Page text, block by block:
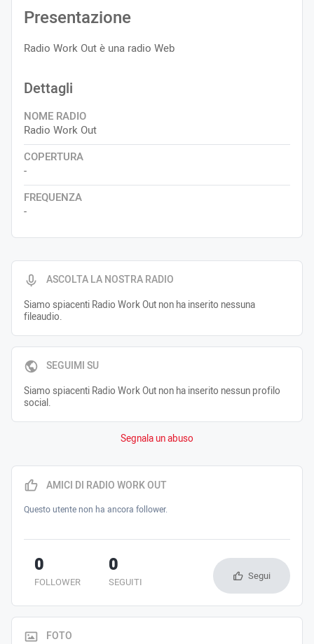
ASCOLTA LA NOSTRA RADIO
Siamo spiacenti Radio Work Out non ha inserito nessuna
fileaudio.
SEGUIMI SU
Siamo spiacenti Radio Work Out non ha inserito nessun profilo
social.
Segnala un abuso
Presentazione
Radio Work Out è una radio Web
Dettagli
NOME RADIO
Radio Work Out
COPERTURA
-
FREQUENZA
-
AMICI DI RADIO WORK OUT
Questo utente non ha ancora follower.
FOLLOWER
0
SEGUITI
0 Segui
FOTO